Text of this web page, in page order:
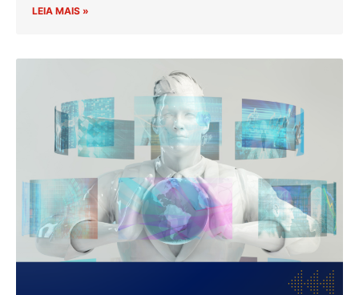
LEIA MAIS »